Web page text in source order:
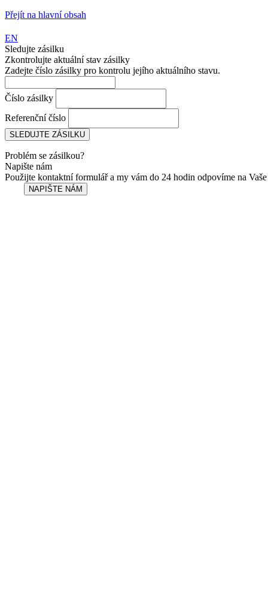
Přejít na hlavní obsah
EN
Sledujte zásilku
Zkontrolujte aktuální stav zásilky
Zadejte číslo zásilky pro kontrolu jejího aktuálního stavu.
Číslo zásilky
Referenční číslo
Problém se zásilkou?
Napište nám
Použijte kontaktní formulář a my vám do 24 hodin odpovíme na